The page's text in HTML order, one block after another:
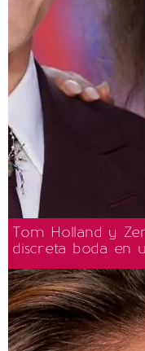
Tom Holland y
discreta boda en